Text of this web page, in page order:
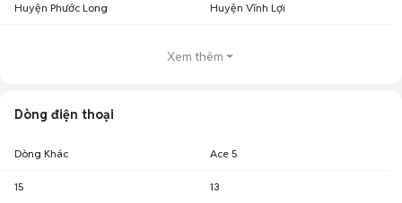
Huyện Phước Long Huyện Vĩnh Lợi
Xem thêm
Dòng điện thoại
Dòng Khác Ace 5
15 13